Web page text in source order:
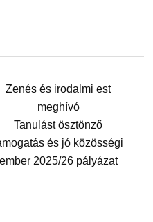
Zenés és irodalmi est
meghívó
Tanulást ösztönző
és jó közösségi
ember 2025/26 pályázat